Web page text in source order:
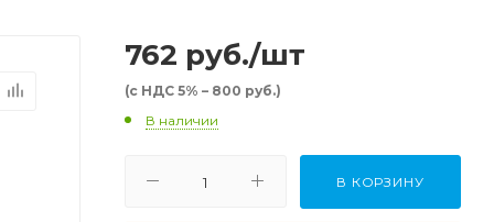
762 руб./шт
(с НДС 5% – 800 руб.)
В наличии
В КОРЗИНУ